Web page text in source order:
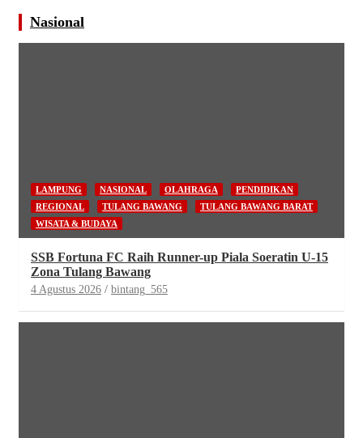
Nasional
LAMPUNG NASIONAL OLAHRAGA
PENDIDIKAN
REGIONAL
TULANG BAWANG
TULANG BAWANG BARAT
WISATA & BUDAYA
SSB Fortuna FC Raih Runner-up Piala Soeratin U-15
Zona Tulang Bawang
4 Agustus 2026 bintang_565